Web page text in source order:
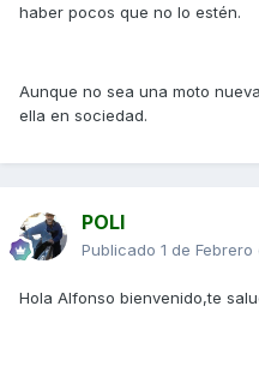
haber pocos que no lo estén.
Aunque no sea una moto
ella en sociedad.
POLI
Publicado 1 de Febrero
Hola Alfonso bienvenido,te